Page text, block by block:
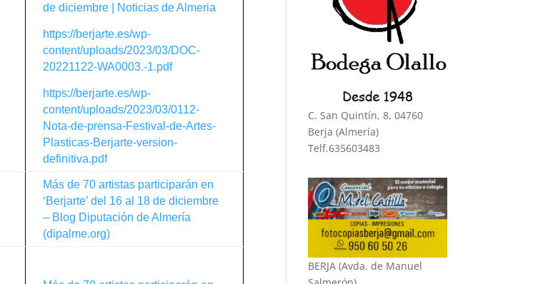
de diciembre | Noticias de Almeria
https://berjarte.es/wp-
content/uploads/2023/03/DOC-
20221122-WA0003.-1.pdf
https://berjarte.es/wp-
content/uploads/2023/03/0112-
Nota-de-prensa-Festival-de-Artes-
Plasticas-Berjarte-version-
definitiva.pdf
Más de 70 artistas participarán en
‘Berjarte’ del 16 al 18 de diciembre
– Blog Diputación de Almería
(dipalme.org)
C. San Quintín, 8, 04760
Berja (Almería)
Telf.635603483
BERJA (Avda. de Manuel